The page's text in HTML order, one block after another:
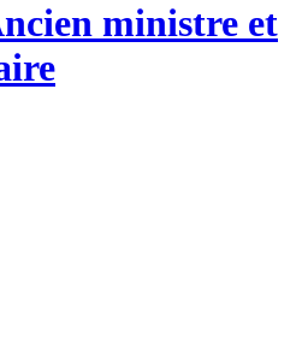
ministre et